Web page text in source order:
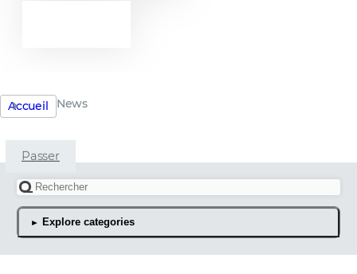
Accueil News
Passer
Rechercher un article
Explore categories